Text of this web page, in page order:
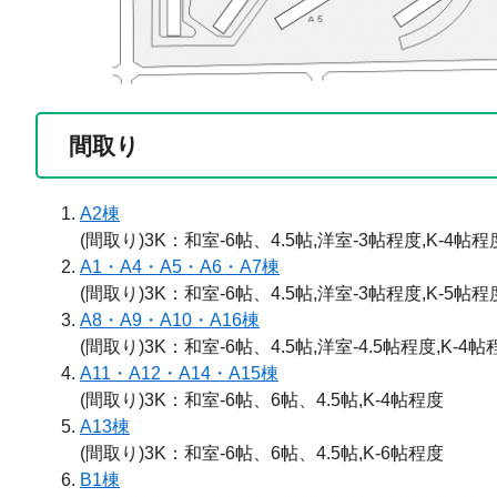
間取り
A2棟
(間取り)3K：和室-6帖、4.5帖,洋室-3帖程度,K-4帖程
A1・A4・A5・A6・A7棟
(間取り)3K：和室-6帖、4.5帖,洋室-3帖程度,K-5帖程
A8・A9・A10・A16棟
(間取り)3K：和室-6帖、4.5帖,洋室-4.5帖程度,K-4帖
A11・A12・A14・A15棟
(間取り)3K：和室-6帖、6帖、4.5帖,K-4帖程度
A13棟
(間取り)3K：和室-6帖、6帖、4.5帖,K-6帖程度
B1棟